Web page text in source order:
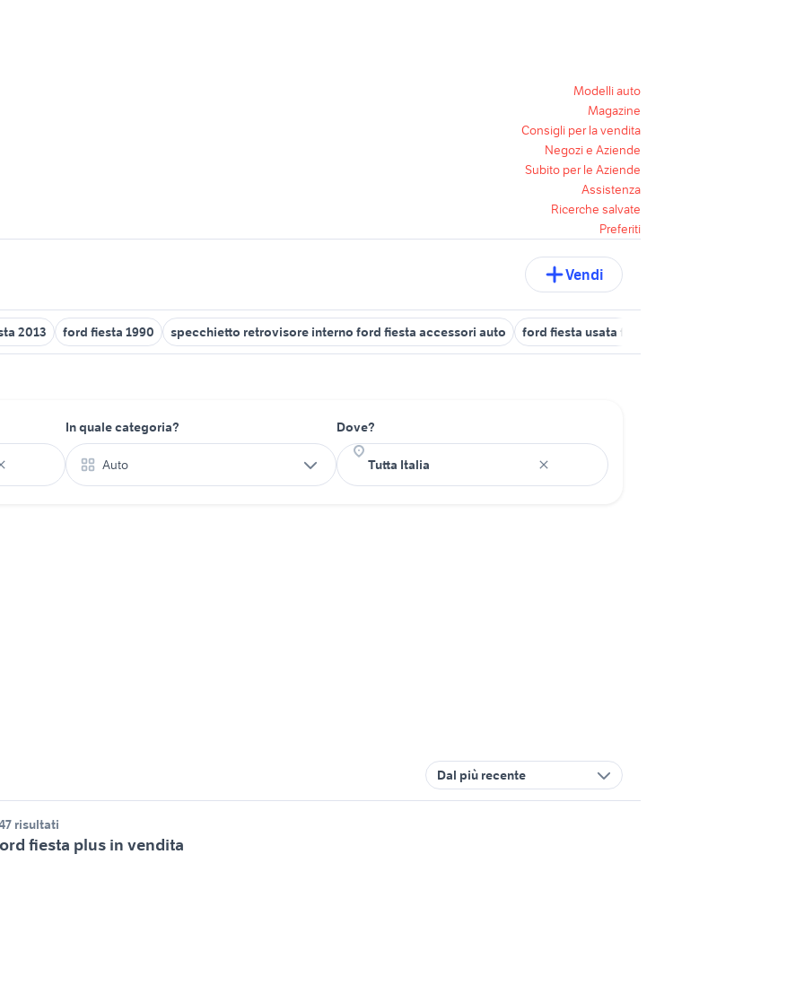
Modelli auto
Magazine
Consigli per la vendita
Negozi e Aziende
Subito per le Aziende
Assistenza
Ricerche salvate
Preferiti
Vendi
2013 ford fiesta 1990 specchietto retrovisore interno ford fiesta accessori auto ford fiesta usata friuli venezia giulia
In quale categoria?
Auto
Dove?
Dal più recente
risultati
fiesta plus in vendita